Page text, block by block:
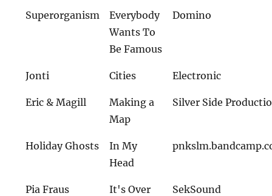
Superorganism
Everybody
Wants To
Be Famous
Domino
Jonti Cities Electronic
Eric & Magill
Making a
Map
Silver Side
Holiday Ghosts
In My
Head
Pia Fraus
It's Over
SekSound